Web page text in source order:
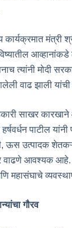
कार्यक्रमात
त्यांनी मोदी
वाढ झाली
साखर कारखाने
पाटील
ऊस उत्पादक
वाढणे आवश्यक आहे.
महासंघाचे
गौरव